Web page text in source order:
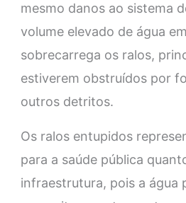
mesmo danos ao sistema
volume elevado de água
sobrecarrega os ralos,
estiverem obstruídos por
outros detritos.
Os ralos entupidos
para a saúde pública
infraestrutura, pois a água